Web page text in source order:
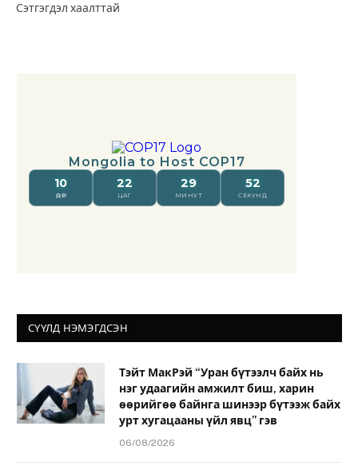
Сэтгэгдэл хаалттай
СҮҮЛД НЭМЭГДСЭН
Тэйт МакРэй “Уран бүтээлч байх нь
нэг удаагийн амжилт биш, харин
өөрийгөө байнга шинээр бүтээж байх
урт хугацааны үйл явц” гэв
06/08/2026